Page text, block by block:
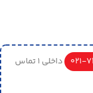
داخلی 1 تماس